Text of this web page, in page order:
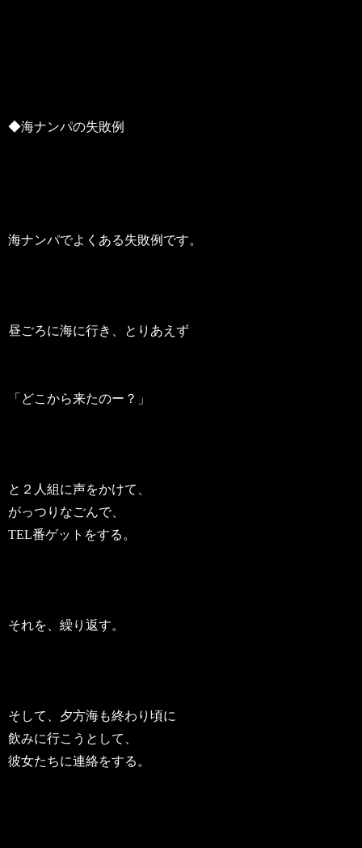
◆海ナンパの失敗例
海ナンパでよくある失敗例です。
昼ごろに海に行き、とりあえず
「どこから来たのー？」
と２人組に声をかけて、
がっつりなごんで、
TEL番ゲットをする。
それを、繰り返す。
そして、夕方海も終わり頃に
飲みに行こうとして、
彼女たちに連絡をする。